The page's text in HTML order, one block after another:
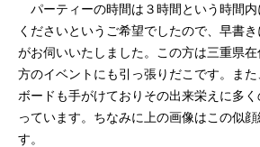
パーティーの時間は３時間という時間内
くださいというご希望でしたので、早書
がお伺いいたしました。この方は三重県
方のイベントにも引っ張りだこです。ま
ボードも手がけておりその出来栄えに多
っています。ちなみに上の画像はこの似
す。